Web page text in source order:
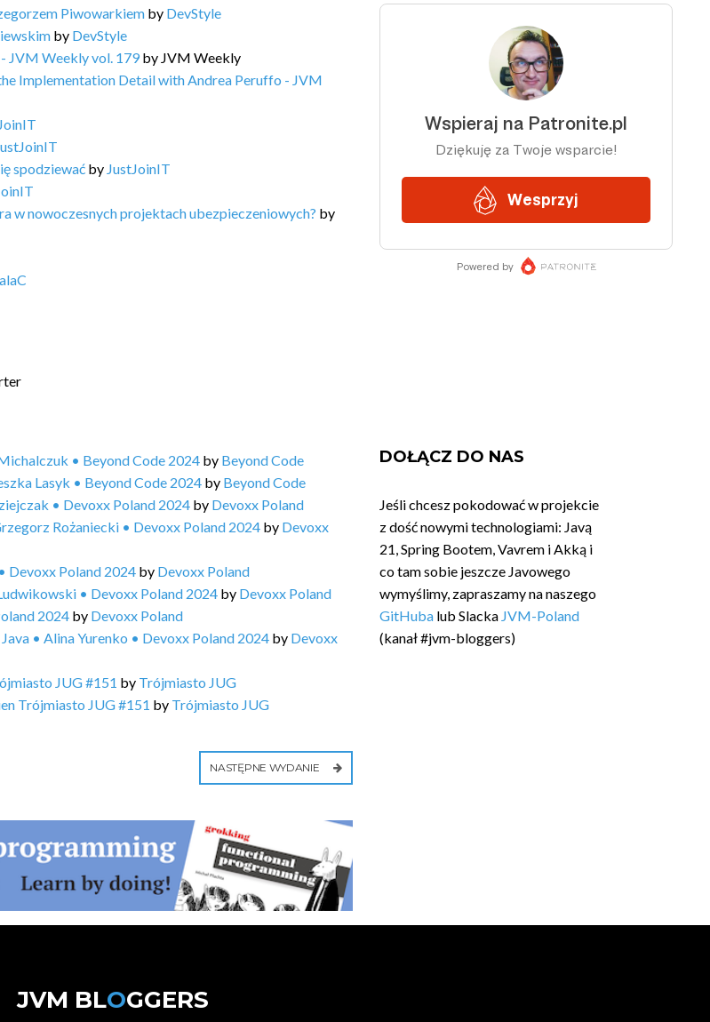
Piwowarkiem by DevStyle
by DevStyle
JVM Weekly vol. 179 by JVM Weekly
Implementation Detail with Andrea Peruffo - JVM
spodziewać by JustJoinIT
w nowoczesnych projektach ubezpieczeniowych? by
• Beyond Code 2024 by Beyond Code
Lasyk • Beyond Code 2024 by Beyond Code
• Devoxx Poland 2024 by Devoxx Poland
Rożaniecki • Devoxx Poland 2024 by Devoxx
Devoxx Poland 2024 by Devoxx Poland
• Devoxx Poland 2024 by Devoxx Poland
2024 by Devoxx Poland
• Alina Yurenko • Devoxx Poland 2024 by Devoxx
JUG #151 by Trójmiasto JUG
Trójmiasto JUG #151 by Trójmiasto JUG
NASTĘPNE WYDANIE
DOŁĄCZ DO NAS
Jeśli chcesz pokodować w projekcie
z dość nowymi technologiami: Javą
21, Spring Bootem, Vavrem i Akką i
co tam sobie jeszcze Javowego
wymyślimy, zapraszamy na naszego
GitHuba lub Slacka JVM-Poland
(kanał #jvm-bloggers)
JVM BLOGGERS